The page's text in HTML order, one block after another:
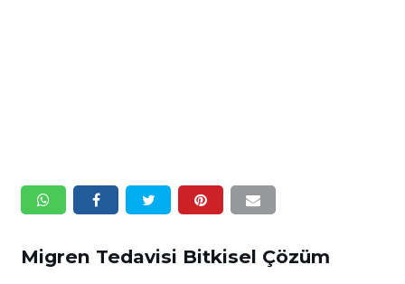
Migren Tedavisi Bitkisel Çözüm